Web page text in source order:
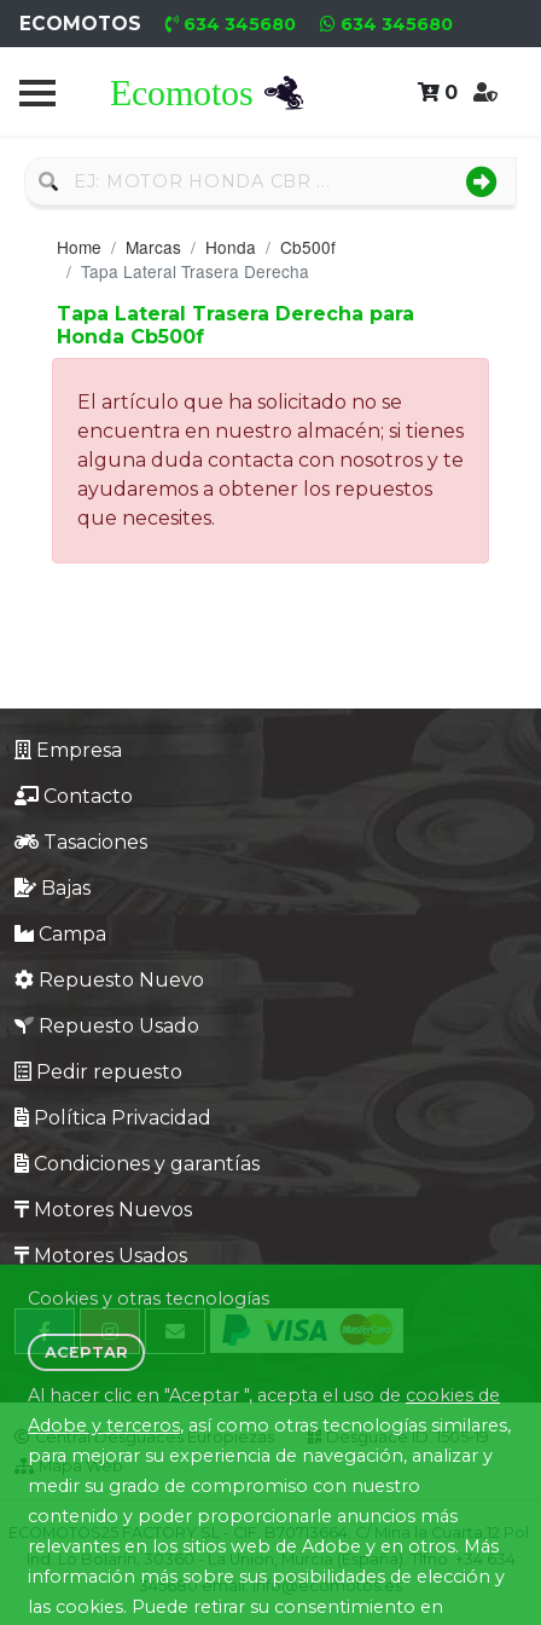
ECOMOTOS 634 345680 634 345680
0
Home
Nuevo
Neumáticos
Campa
Nuevos
Motores
Usados
Contacto
Home Marcas Honda
Cb500f
Tapa Lateral Trasera Derecha
Tapa Lateral Trasera Derecha para
Honda Cb500f
El artículo que ha solicitado no se
encuentra en nuestro almacén; si tienes
alguna duda contacta con nosotros y te
ayudaremos a obtener los repuestos
que necesites.
Empresa
Contacto
Tasaciones
Bajas
Campa
Repuesto Nuevo
Repuesto Usado
Pedir repuesto
Política Privacidad
Condiciones y garantías
Motores Nuevos
Motores Usados
Central Desguaces Europiezas
Desguace ID. 1505-19
Mapa Web
ECOMOTOS25 FACTORY SL - CIF: B70713664. C/ Mina la Cuarta,12 Pol.
Ind. Lo Bolarín, 30360 - La Union, Murcia (España). Tlfno. +34 634
345680 email: info@ecomotos.es
Cookies y otras tecnologías
ACEPTAR
Al hacer clic en "Aceptar ", acepta el uso de cookies de
Adobe y terceros, así como otras tecnologías similares,
para mejorar su experiencia de navegación, analizar y
medir su grado de compromiso con nuestro
contenido y poder proporcionarle anuncios más
relevantes en los sitios web de Adobe y en otros. Más
información más sobre sus posibilidades de elección y
las cookies. Puede retirar su consentimiento en